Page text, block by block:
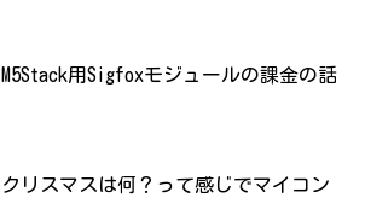
M5Stack用Sigfoxモジュールの課金の話
クリスマスは何？って感じでマイコン